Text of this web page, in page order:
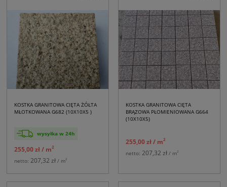
KOSTKA GRANITOWA CIĘTA ŻÓŁTA
MŁOTKOWANA G682 (10X10X5 )
wysyłka w 24h
255,00 zł/ m2
netto: 207,32 zł / m2
KOSTKA GRANITOWA CIĘTA
BRĄZOWA PŁOMIENIOWANA G664
(10X10X5)
255,00 zł/ m2
netto: 207,32 zł / m2